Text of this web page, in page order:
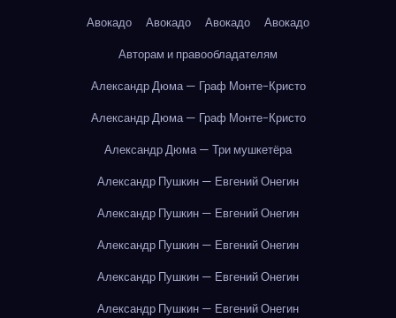
Авокадо
Авокадо Авокадо
Авокадо
Авторам и правообладателям
Александр Дюма — Граф Монте-Кристо
Александр Дюма — Граф Монте-Кристо
Александр Дюма — Три мушкетёра
Александр Пушкин — Евгений Онегин
Александр Пушкин — Евгений Онегин
Александр Пушкин — Евгений Онегин
Александр Пушкин — Евгений Онегин
Александр Пушкин — Евгений Онегин